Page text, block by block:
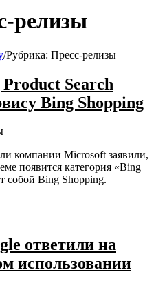
релизы
/Рубрика: Пресс-релизы
Search
Bing Shopping
компании Microsoft заявили,
появится категория «Bing
собой Bing Shopping.
ответили на
использовании